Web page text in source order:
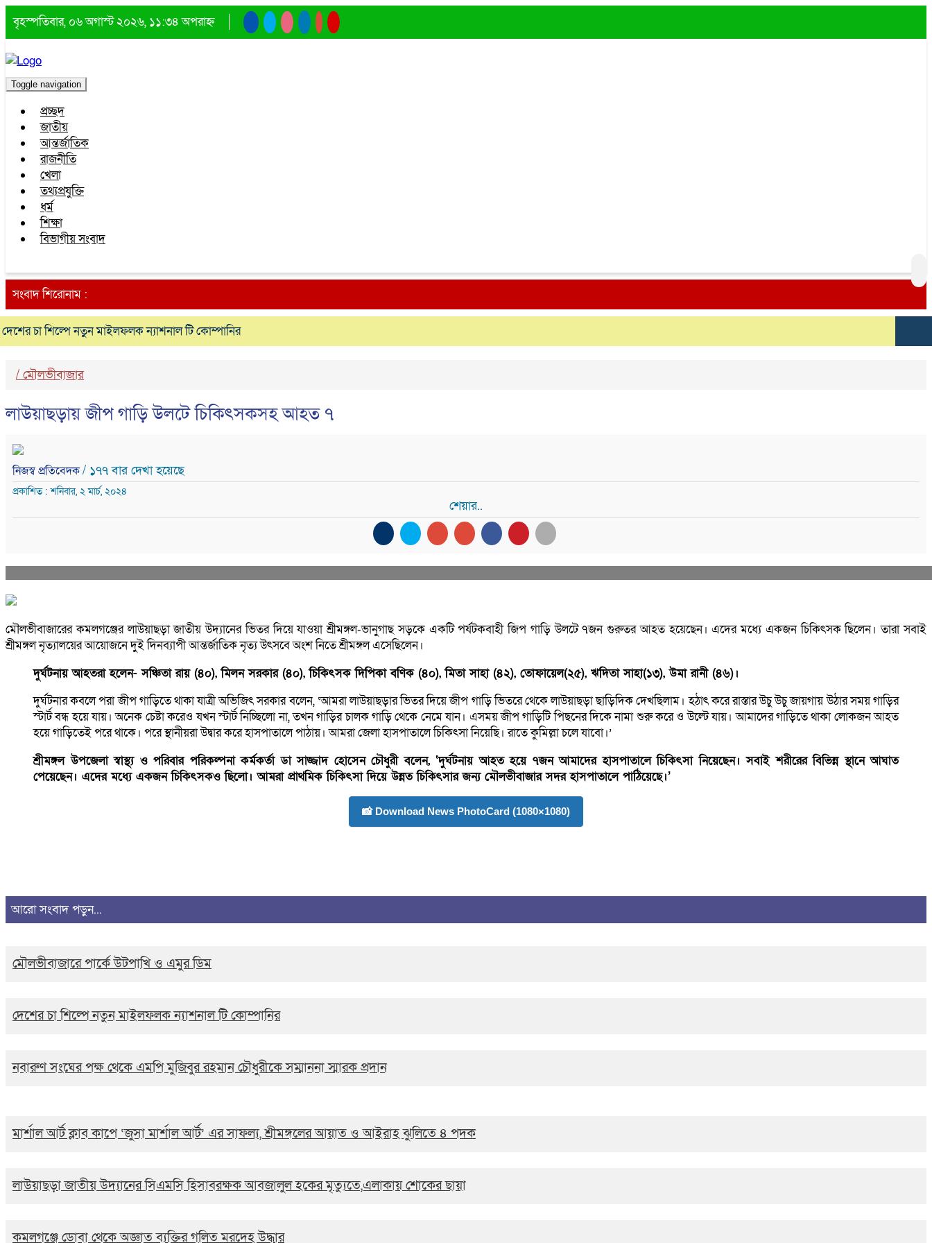
বৃহস্পতিবার, ০৬ অগাস্ট ২০২৬, ১১:৩৪ অপরাহ্ন
Toggle navigation
প্রচ্ছদ
জাতীয়
আন্তর্জাতিক
রাজনীতি
খেলা
তথ্যপ্রযুক্তি
ধর্ম
শিক্ষা
বিভাগীয় সংবাদ
সংবাদ শিরোনাম :
দেশের চা শিল্পে নতুন মাইলফলক ন্যাশনাল টি কোম্পানির
/ মৌলভীবাজার
লাউয়াছড়ায় জীপ গাড়ি উলটে চিকিৎসকসহ আহত ৭
নিজস্ব প্রতিবেদক/ ১৭৭ বার দেখা হয়েছে
প্রকাশিত : শনিবার, ২ মার্চ, ২০২৪
শেয়ার..
মৌলভীবাজারের কমলগঞ্জের লাউয়াছড়া জাতীয় উদ্যানের ভিতর দিয়ে যাওয়া শ্রীমঙ্গল-ভানুগাছ সড়কে একটি পর্যটকবাহী জিপ গাড়ি উলটে ৭জন গুরুতর আহত হয়েছেন। এদের মধ্যে একজন চিকিৎসক ছিলেন। তারা সবাই
শ্রীমঙ্গল নৃত্যালয়ের আয়োজনে দুই দিনব্যাপী আন্তর্জাতিক নৃত্য উৎসবে অংশ নিতে শ্রীমঙ্গল এসেছিলেন।
দুর্ঘটনায় আহতরা হলেন- সঞ্চিতা রায় (৪০), মিলন সরকার (৪০), চিকিৎসক দিপিকা বণিক (৪০), মিতা সাহা (৪২), তোফায়েল(২৫), ঋদিতা সাহা(১৩), উমা রানী (৪৬)।
দুর্ঘটনার কবলে পরা জীপ গাড়িতে থাকা যাত্রী অভিজিৎ সরকার বলেন, ‌‘আমরা লাউয়াছড়ার ভিতর দিয়ে জীপ গাড়ি ভিতরে থেকে লাউয়াছড়া ছাড়িদিক দেখছিলাম। হঠাৎ করে রাস্তার উচু উচু জায়গায় উঠার সময় গাড়ির
স্টার্ট বন্ধ হয়ে যায়। অনেক চেষ্টা করেও যখন স্টার্ট নিচ্ছিলো না, তখন গাড়ির চালক গাড়ি থেকে নেমে যান। এসময় জীপ গাড়িটি পিছনের দিকে নামা শুরু করে ও উল্টে যায়। আমাদের গাড়িতে থাকা লোকজন আহত
হয়ে গাড়িতেই পরে থাকে। পরে স্থানীয়রা উদ্বার করে হাসপাতালে পাঠায়। আমরা জেলা হাসপাতালে চিকিৎসা নিয়েছি। রাতে কুমিল্লা চলে যাবো।’
শ্রীমঙ্গল উপজেলা স্বাস্থ্য ও পরিবার পরিকল্পনা কর্মকর্তা ডা সাজ্জাদ হোসেন চৌধুরী বলেন, ‘দুর্ঘটনায় আহত হয়ে ৭জন আমাদের হাসপাতালে চিকিৎসা নিয়েছেন। সবাই শরীরের বিভিন্ন স্থানে আঘাত
পেয়েছেন। এদের মধ্যে একজন চিকিৎসকও ছিলো। আমরা প্রাথমিক চিকিৎসা দিয়ে উন্নত চিকিৎসার জন্য মৌলভীবাজার সদর হাসপাতালে পাঠিয়েছে।’
📸 Download News PhotoCard (1080×1080)
আরো সংবাদ পড়ুন...
মৌলভীবাজারে পার্কে উটপাখি ও এমুর ডিম
দেশের চা শিল্পে নতুন মাইলফলক ন্যাশনাল টি কোম্পানির
নবারুণ সংঘের পক্ষ থেকে এমপি মুজিবুর রহমান চৌধুরীকে সম্মাননা স্মারক প্রদান
মার্শাল আর্ট ক্লাব কাপে ‘জুসা মার্শাল আর্ট’ এর সাফল্য, শ্রীমঙ্গলের আয়াত ও আইরাহ ঝুলিতে ৪ পদক
লাউয়াছড়া জাতীয় উদ্যানের সিএমসি হিসাবরক্ষক আবজালুল হকের মৃত্যুতে,এলাকায় শোকের ছায়া
কমলগঞ্জে ডোবা থেকে অজ্ঞাত ব্যক্তির গলিত মরদেহ উদ্ধার